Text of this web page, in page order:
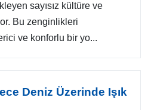
sayısız kültüre ve
Bu zenginlikleri
ve konforlu bir yo...
Deniz Üzerinde Işık